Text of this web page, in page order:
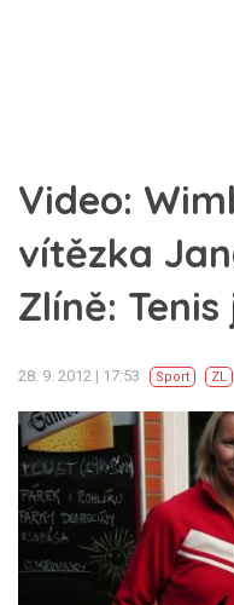
Video:
vítězka
Zlíně:
28. 9. 2012 | 17:53 Sport ZL